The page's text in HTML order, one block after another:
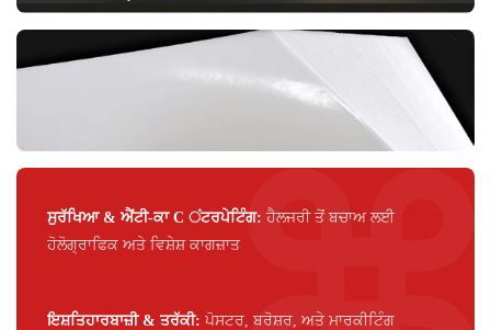
ਸੁਰੱਖਿਆ & ਐਂਟੀ-ਕਾ C ਂਟਰਪੇਟਿੰਗ:ਹੈਲਜਰੀ ਤੋਂ ਬਚਾਅ ਲਈ
ਹੋਲੋਗ੍ਰਾਫਿਕ ਅਤੇ ਵਿਸ਼ੇਸ਼ ਕਾਗਜ਼ਾਤ
ਇਸ਼ਤਿਹਾਰਬਾਜ਼ੀ & ਤਰੱਕੀ:ਪੋਸਟਰ, ਬਰੋਸ਼ਰ, ਅਤੇ ਮਾਰਕੀਟਿੰਗ